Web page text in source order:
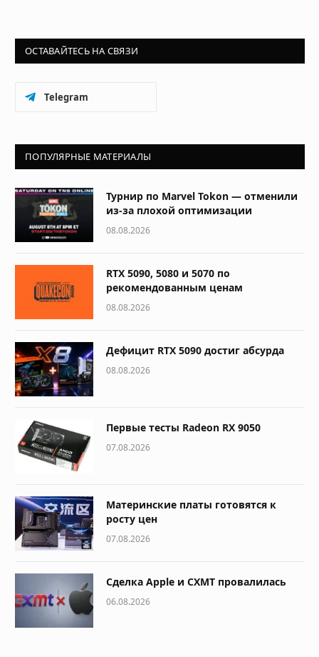
ОСТАВАЙТЕСЬ НА СВЯЗИ
Telegram
ПОПУЛЯРНЫЕ МАТЕРИАЛЫ
Турнир по Marvel Tokon — отменили
из-за плохой оптимизации
08.08.2026
RTX 5090, 5080 и 5070 по
рекомендованным ценам
08.08.2026
Дефицит RTX 5090 достиг абсурда
08.08.2026
Первые тесты Radeon RX 9050
07.08.2026
Материнские платы готовятся к
росту цен
07.08.2026
Сделка Apple и CXMT провалилась
06.08.2026